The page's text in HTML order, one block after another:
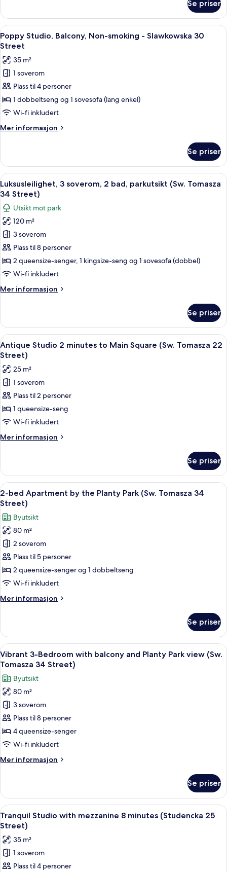
22
Street)
–
classic,
tekjøkken,
byutsikt
Tomasza
22
Street)
Se priser
Åpne
alle
bildene
av
Poppy
Studio,
Balcony,
Non-
smoking
-
30
Street
Poppy Studio, Balcony, Non-
15
Poppy Studio, Balcony, Non-smoking - Slawkowska 30
Street
35 m²
1 soverom
Plass til 4 personer
1 dobbeltseng og 1 sovesofa (lang enkel)
Wi-fi inkludert
Mer informasjon
Mer
Studio,
Balcony,
Non-
smoking
Slawkowska
30
Street
Se priser
Åpne
alle
bildene
av
Luksusleilighet,
3
soverom,
2
bad,
(Sw.
Street)
Luksusleilighet, 3 soverom, 2 bad,
50
Luksusleilighet, 3 soverom, 2 bad, parkutsikt (Sw. Tomasza
34 Street)
Utsikt mot park
120 m²
3 soverom
Plass til 8 personer
2 queensize-senger, 1 kingsize-seng og 1 sovesofa (dobbel)
Wi-fi inkludert
Mer informasjon
Mer
3
soverom,
2
bad,
parkutsikt
(Sw.
Tomasza
34
Street)
Se priser
Åpne
alle
bildene
av
Antique
Studio
2
minutes
to
Main
(Sw.
Tomasza
22
Street)
Antique Studio 2 minutes to Main
33
Antique Studio 2 minutes to Main Square (Sw. Tomasza 22
Street)
25 m²
1 soverom
Plass til 2 personer
1 queensize-seng
Wi-fi inkludert
Mer informasjon
Mer
Studio
minutes
to
Square
(Sw.
Tomasza
22
Street)
Se priser
Åpne
alle
bildene
av
2-
bed
Apartment
by
the
Park
34
Street)
2-bed Apartment by the Planty
24
2-bed Apartment by the Planty Park (Sw. Tomasza 34
Street)
Byutsikt
80 m²
2 soverom
Plass til 5 personer
2 queensize-senger og 1 dobbeltseng
Wi-fi inkludert
Mer informasjon
Mer
bed
Apartment
by
the
Park
(Sw.
Tomasza
34
Street)
Se priser
Åpne
alle
bildene
av
Vibrant
3-
Bedroom
with
balcony
Planty
(Sw.
Tomasza
34
Street)
Vibrant 3-Bedroom with balcony
50
Vibrant 3-Bedroom with balcony and Planty Park view (Sw.
Tomasza 34 Street)
Byutsikt
80 m²
3 soverom
Plass til 8 personer
4 queensize-senger
Wi-fi inkludert
Mer informasjon
Mer
3-
Bedroom
with
balcony
Planty
Park
view
(Sw.
Se priser
Åpne
alle
bildene
av
Tranquil
Studio
Tranquil Studio with mezzanine 8
40
Tranquil Studio with mezzanine 8 minutes (Studencka 25
Street)
35 m²
1 soverom
Plass til 4 personer